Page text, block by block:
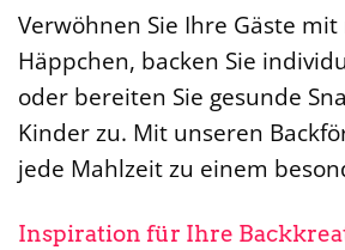
Verwöhnen Sie Ihre Gäste
Häppchen, backen Sie
oder bereiten Sie gesunde
Kinder zu. Mit unseren
jede Mahlzeit zu einem
Inspiration für Ihre